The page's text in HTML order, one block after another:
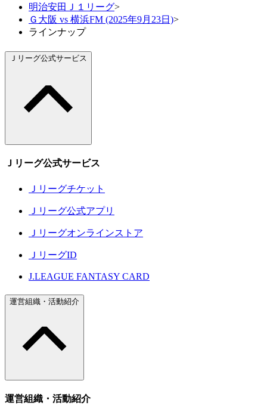
明治安田Ｊ１リーグ>
Ｇ大阪 vs 横浜FM (2025年9月23日)>
ラインナップ
Ｊリーグ公式サービス
Ｊリーグ公式サービス
Ｊリーグチケット
Ｊリーグ公式アプリ
Ｊリーグオンラインストア
ＪリーグID
J.LEAGUE FANTASY CARD
運営組織・活動紹介
運営組織・活動紹介